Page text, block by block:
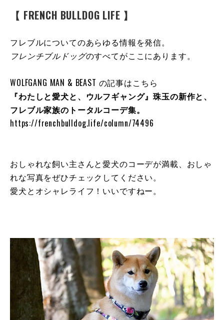
【 FRENCH BULLDOG LIFE 】
フレブルについてのあらゆる情報を発信。
フレンチブルドッグのすべてがここにあります。
WOLFGANG MAN & BEAST の記事はこちら
『わたしと愛犬と、ウルフギャング』珠玉の新作と、
フレブル家族のトータルコーデ集。
https://frenchbulldog.life/column/74496
おしゃれな飼い主さんと愛犬のコーデが満載、おしゃ
れな写真をぜひチェックしてください。
愛犬とオシャレライフ！いいですねー。